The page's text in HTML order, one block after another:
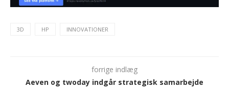
3D HP INNOVATIONER
forrige indlæg
Aeven og twoday indgår strategisk samarbejde